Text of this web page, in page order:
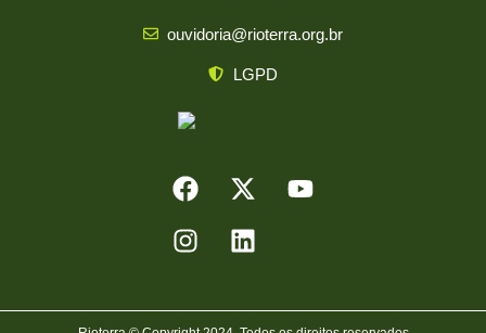
ouvidoria@rioterra.org.br
LGPD